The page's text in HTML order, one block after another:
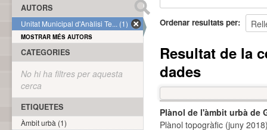
Ordenar resultats per
Resultat de la
dades
Plànol de l'àmbit urbà de
Plànol topogràfic (juny
AUTORS
Unitat Municipal d'Anàlisi Te... (1)
MOSTRAR MÉS AUTORS
CATEGORIES
No hi ha filtres per aquesta
cerca
ETIQUETES
Àmbit urbà (1)